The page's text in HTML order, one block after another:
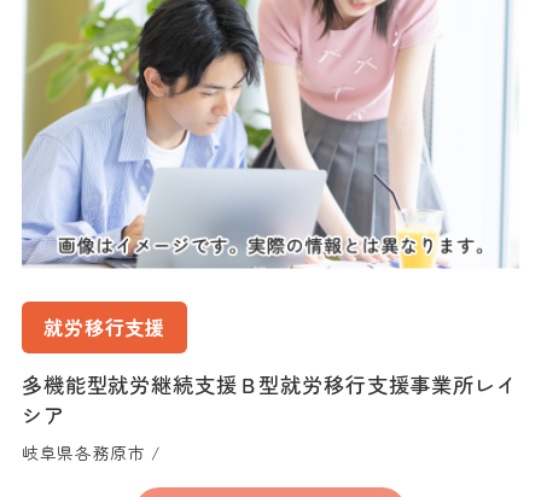
就労移行支援
多機能型就労継続支援Ｂ型就労移行支援事業所レイ
シア
岐阜県各務原市 /